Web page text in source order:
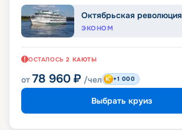
Октябрьская революция
ЭКОНОМ
ОСТАЛОСЬ 2 КАЮТЫ
от 78 960 ₽ /чел +1 000
Выбрать круиз